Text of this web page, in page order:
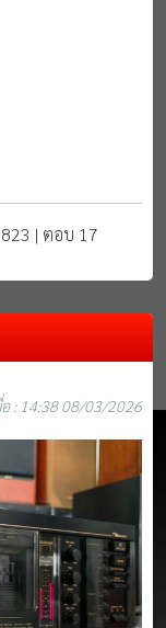
| ตอบ 17
อ : 14:38 08/03/2026